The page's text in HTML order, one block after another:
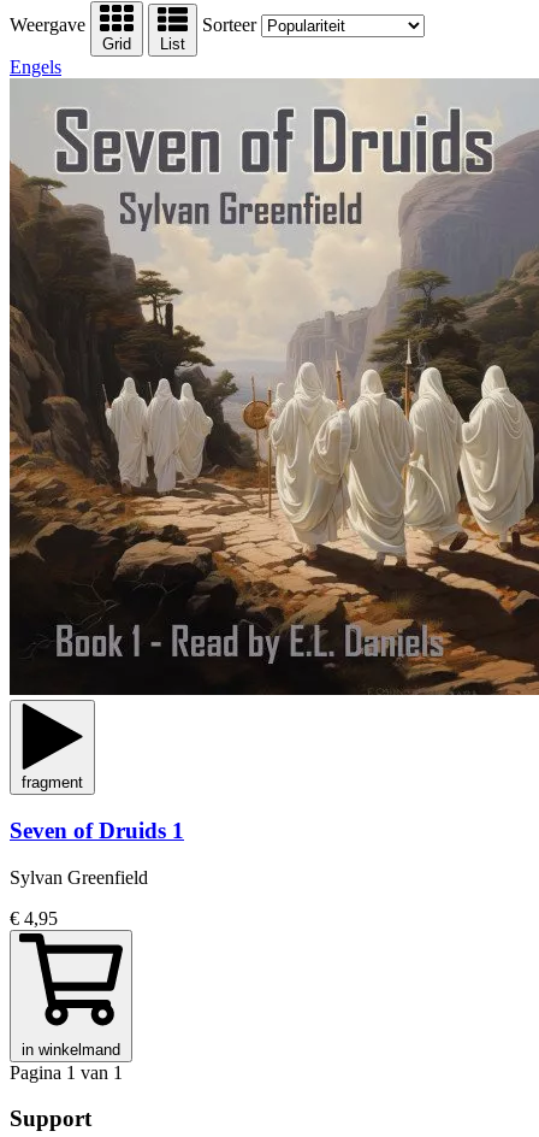
Weergave
Grid List
Sorteer
Engels
fragment
Seven of Druids 1
Sylvan Greenfield
€ 4,95
in winkelmand
Pagina 1 van 1
Support